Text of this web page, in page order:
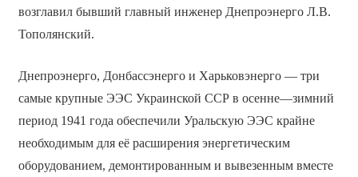
возглавил бывший главный инженер Днепроэнерго Л.В.
Тополянский.
Днепроэнерго, Донбассэнерго и Харьковэнерго — три
самые крупные ЭЭС Украинской ССР в осенне—зимний
период 1941 года обеспечили Уральскую ЭЭС крайне
необходимым для её расширения энергетическим
оборудованием, демонтированным и вывезенным вместе